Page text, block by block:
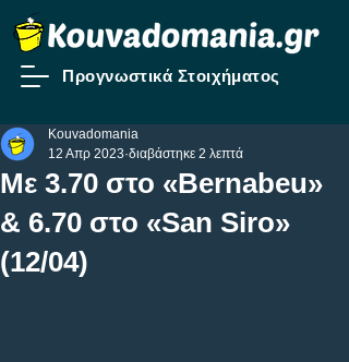
Προγνωστικά Στοιχήματος
Με 3.70 στο «Bernabeu»
& 6.70 στο «San Siro»
(12/04)
Kouvadomania
12 Απρ 2023 διαβάστηκε 2 λεπτά